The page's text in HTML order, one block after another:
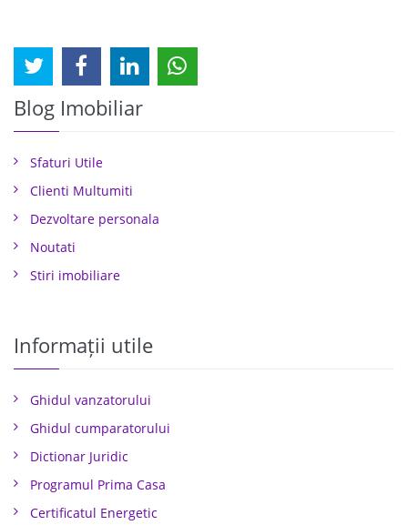
Blog Imobiliar
Sfaturi Utile
Clienti Multumiti
Dezvoltare personala
Noutati
Stiri imobiliare
Informații utile
Ghidul vanzatorului
Ghidul cumparatorului
Dictionar Juridic
Programul Prima Casa
Certificatul Energetic